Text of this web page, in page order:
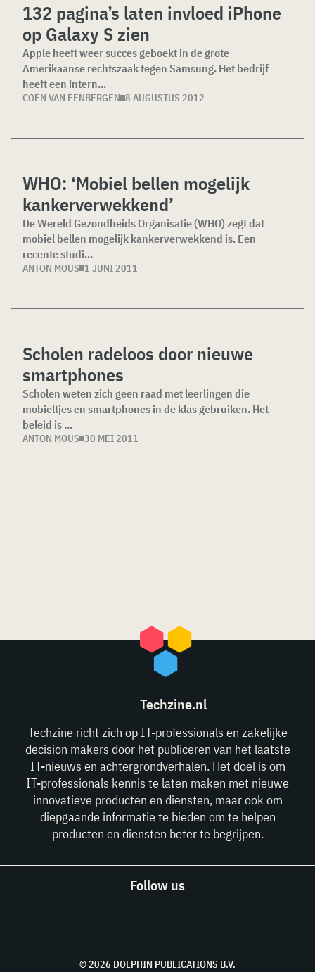
132 pagina’s laten invloed iPhone
op Galaxy S zien
Apple heeft weer succes geboekt in de grote
Amerikaanse rechtszaak tegen Samsung. Het bedrijf
heeft een intern...
COEN VAN EENBERGEN 8 AUGUSTUS 2012
WHO: ‘Mobiel bellen mogelijk
kankerverwekkend’
De Wereld Gezondheids Organisatie (WHO) zegt dat
mobiel bellen mogelijk kankerverwekkend is. Een
recente studi...
ANTON MOUS 1 JUNI 2011
Scholen radeloos door nieuwe
smartphones
Scholen weten zich geen raad met leerlingen die
mobieltjes en smartphones in de klas gebruiken. Het
beleid is ...
ANTON MOUS 30 MEI 2011
Techzine.nl
Techzine richt zich op IT-professionals en zakelijke
decision makers door het publiceren van het laatste
IT-nieuws en achtergrondverhalen. Het doel is om
IT-professionals kennis te laten maken met nieuwe
innovatieve producten en diensten, maar ook om
diepgaande informatie te bieden om te helpen
producten en diensten beter te begrijpen.
Follow us
© 2026 DOLPHIN PUBLICATIONS B.V.